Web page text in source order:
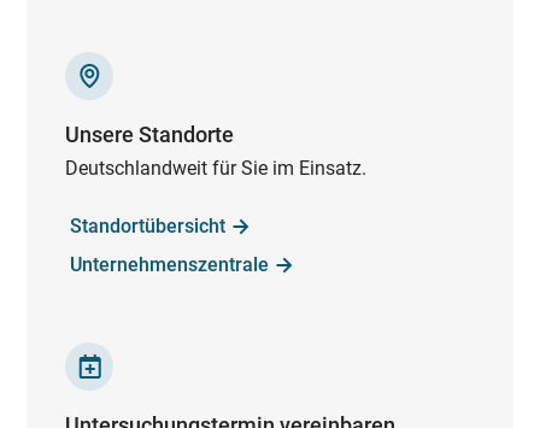
Unsere Standorte
Deutschlandweit für Sie im Einsatz.
Standortübersicht
Unternehmenszentrale